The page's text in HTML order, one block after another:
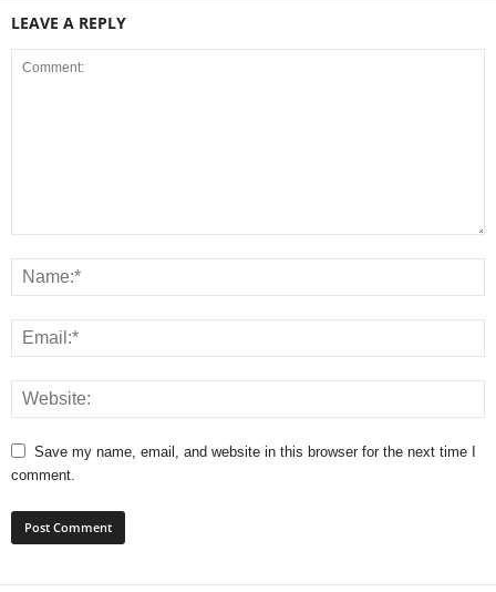
LEAVE A REPLY
Save my name, email, and website in this browser for the next time I
comment.